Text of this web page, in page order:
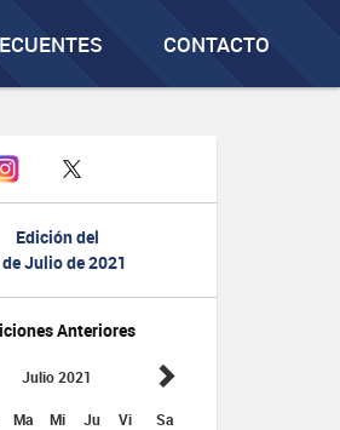
CONTACTO
Edición del
Julio de 2021
Anteriores
Julio 2021
Ma Mi Ju Vi Sa